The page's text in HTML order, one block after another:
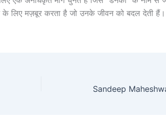
लिए मज़बूर करता है जो उनके जीवन को बदल देती हैं।